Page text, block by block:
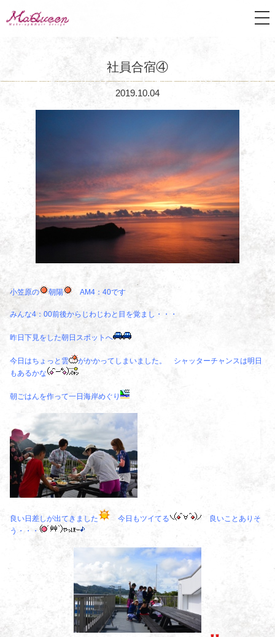
社員合宿④
2019.10.04
小笠原の 朝陽 AM4：40です
みんな4：00前後からじわじわと目を覚まし・・・
昨日下見をした朝日スポットへ
今日はちょっと雲
がかかってしまいました。 シャッターチャンスは明日
もあるかな
朝ごはんを作って一日海岸めぐり
良い日差しが出てきました 今日もツイてる
良いことありそ
う・・・